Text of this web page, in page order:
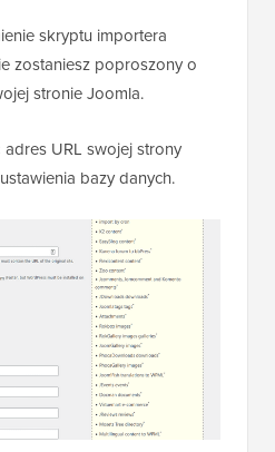
skryptu importera
zostaniesz poproszony o
stronie Joomla.
URL swojej strony
bazy danych.